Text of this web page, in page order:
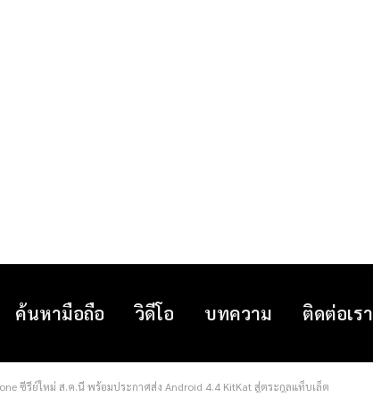
ค้นหามือถือ วิดีโอ บทความ ติดต่อเรา
ซีรี่ย์ใหม่ ส.ค.นี้ พร้อมประกาศส่ง Android 4.4 KitKat สู่ตระกูลแท็บเล็ต